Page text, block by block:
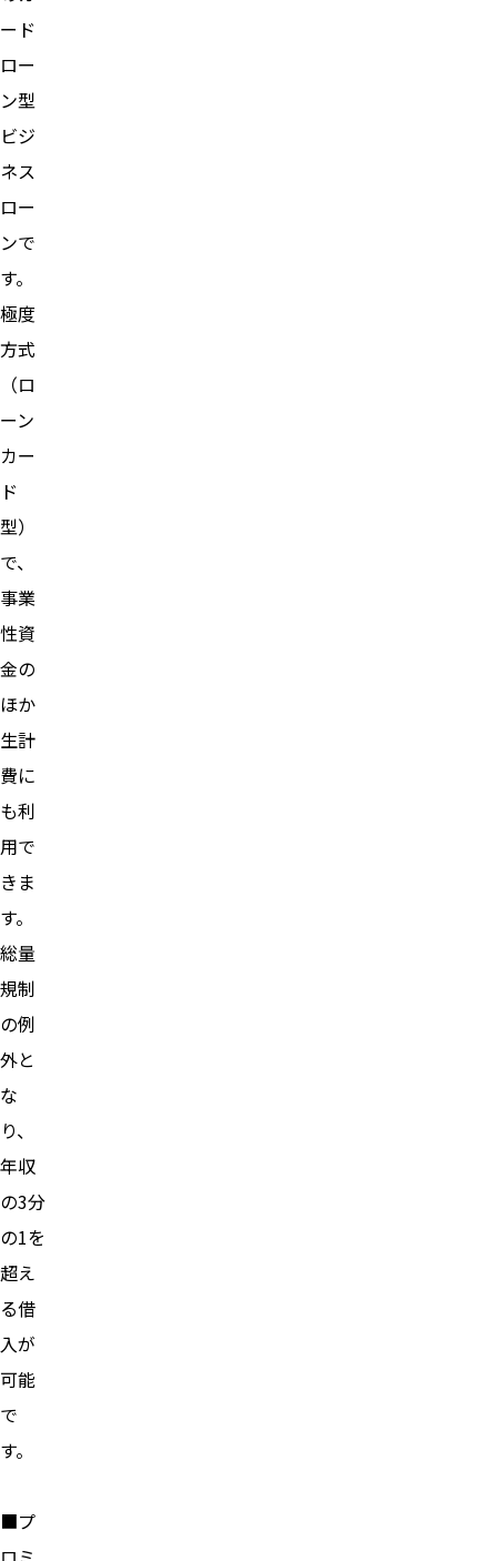
ード
ロー
ン型
ビジ
ネス
ロー
ンで
す。
極度
方式
（ロ
ーン
カー
ド
型）
で、
事業
性資
金の
ほか
生計
費に
も利
用で
きま
す。
総量
規制
の例
外と
な
り、
年収
の3分
の1を
超え
る借
入が
可能
で
す。
■プ